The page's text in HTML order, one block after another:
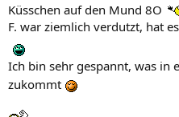
Küsschen auf den Mund 8O
F. war ziemlich verdutzt, hat
Ich bin sehr gespannt, was in
zukommt